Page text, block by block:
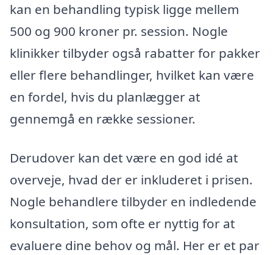
kan en behandling typisk ligge mellem
500 og 900 kroner pr. session. Nogle
klinikker tilbyder også rabatter for pakker
eller flere behandlinger, hvilket kan være
en fordel, hvis du planlægger at
gennemgå en række sessioner.
Derudover kan det være en god idé at
overveje, hvad der er inkluderet i prisen.
Nogle behandlere tilbyder en indledende
konsultation, som ofte er nyttig for at
evaluere dine behov og mål. Her er et par